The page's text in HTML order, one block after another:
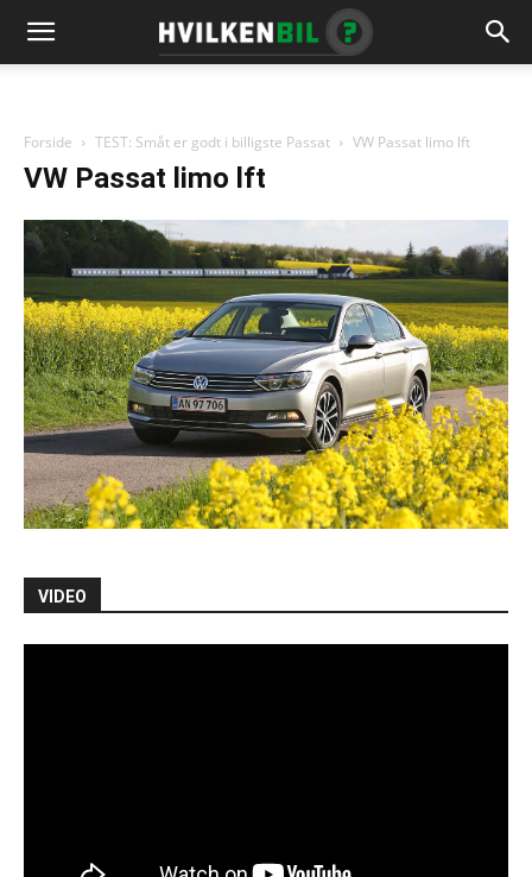
Forside TEST: Småt er godt i billigste Passat VW Passat limo lft
VW Passat limo lft
VIDEO